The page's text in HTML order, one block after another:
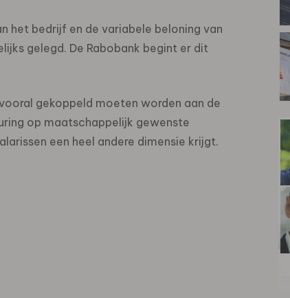
het bedrijf en de variabele beloning van
gelegd. De Rabobank begint er dit
gekoppeld moeten worden aan de
op maatschappelijk gewenste
een heel andere dimensie krijgt.